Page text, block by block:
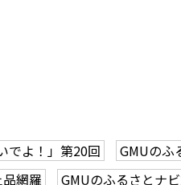
よ！」第20回
GMUの
網羅
GMUのふるさとナ